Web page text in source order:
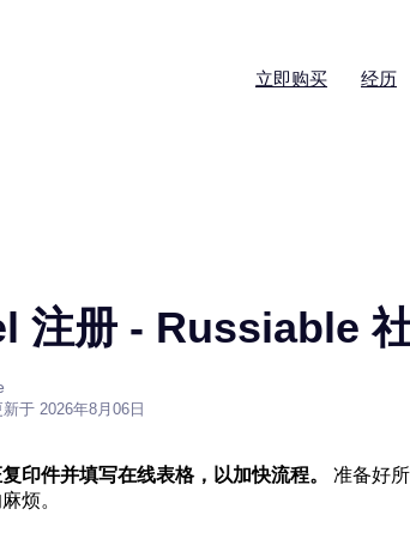
立即购买 经历
注册 - Russiable
新于 2026年8月06日
印件并填写在线表格，以加快流程。
准备好
烦。